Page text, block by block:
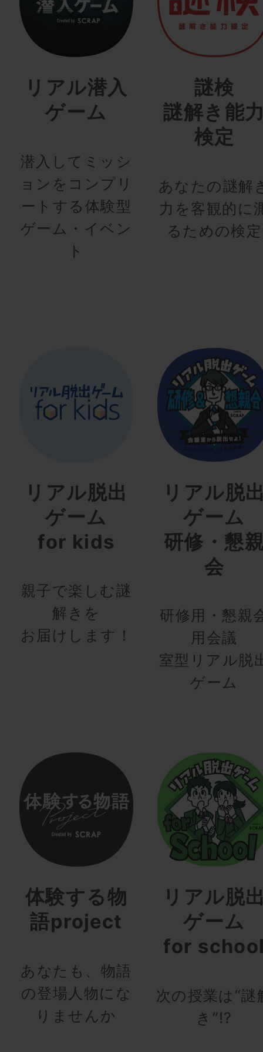
リアル潜入
ゲーム
潜入してミッシ
ョンをコンプリ
ートする体験型
ゲーム・イベン
ト
謎検
謎解き能
検定
あなたの謎解
力を客観的に
るための検定
リアル脱出
ゲーム
for kids
親子で楽しむ謎
解きを
お届けします！
リアル脱
ゲーム
研修・懇
会
研修用・懇親
用会議
室型リアル脱
ゲーム
体験する物
語project
あなたも、物語
の登場人物にな
りませんか
リアル脱
ゲーム
for
次の授業は“謎
き”!?